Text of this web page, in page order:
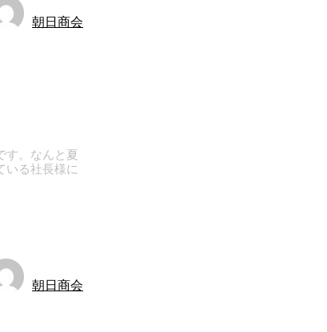
朝日商会
す。なんと夏
いる社長様に
朝日商会